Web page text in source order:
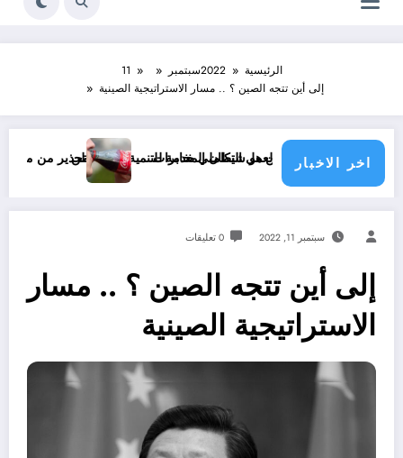
الرئيسية 2022سبتمبر
11
إلى أين تتجه الصين ؟ .. مسار الاستراتيجية الصينية
اخر الاخبار
و العمل التكاملي خدمة للتنمية و المواطن
من هو شيطان المخابرات تحذير من مشروبات غازية ..
سبتمبر 11, 2022 0 تعليقات
إلى أين تتجه الصين ؟ .. مسار
الاستراتيجية الصينية